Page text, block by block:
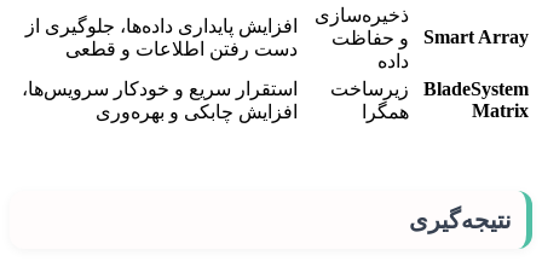
Smart Array
ذخیره‌سازی
و حفاظت
داده
افزایش پایداری داده‌ها، جلوگیری از
دست رفتن اطلاعات و قطعی
BladeSystem
Matrix
زیرساخت
همگرا
استقرار سریع و خودکار سرویس‌ها،
افزایش چابکی و بهره‌وری
نتیجه‌گیری